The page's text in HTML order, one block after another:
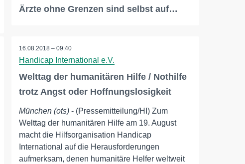
Ärzte ohne Grenzen sind selbst auf…
16.08.2018 – 09:40
Handicap International e.V.
Welttag der humanitären Hilfe / Nothilfe
trotz Angst oder Hoffnungslosigkeit
München (ots) - (Pressemitteilung/HI) Zum
Welttag der humanitären Hilfe am 19. August
macht die Hilfsorganisation Handicap
International auf die Herausforderungen
aufmerksam, denen humanitäre Helfer weltweit